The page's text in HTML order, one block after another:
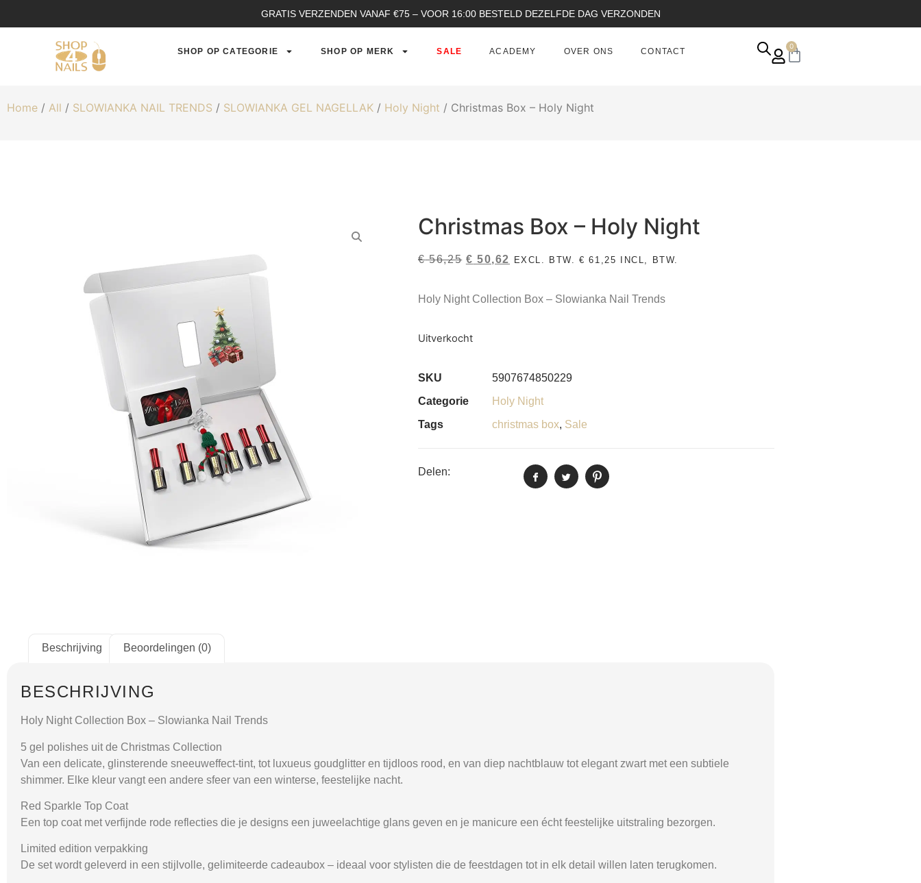
GRATIS VERZENDEN VANAF €75 – VOOR 16:00 BESTELD DEZELFDE DAG VERZONDEN
SHOP OP CATEGORIE SHOP OP MERK SALE ACADEMY OVER ONS CONTACT
0
Home / All / SLOWIANKA NAIL TRENDS / SLOWIANKA GEL NAGELLAK / Holy Night / Christmas Box – Holy Night
Christmas Box – Holy Night
€56,25 € 50,62 EXCL. BTW.€ 61,25 INCL, BTW.
Holy Night Collection Box – Slowianka Nail Trends
Uitverkocht
SKU
5907674850229
Categorie
Holy Night
Tags
christmas box, Sale
Delen:
Beschrijving Beoordelingen (0)
BESCHRIJVING
Holy Night Collection Box – Slowianka Nail Trends
5 gel polishes uit de Christmas Collection
Van een delicate, glinsterende sneeuweffect-tint, tot luxueus goudglitter en tijdloos rood, en van diep nachtblauw tot elegant zwart met een subtiele
shimmer. Elke kleur vangt een andere sfeer van een winterse, feestelijke nacht.
Red Sparkle Top Coat
Een top coat met verfijnde rode reflecties die je designs een juweelachtige glans geven en je manicure een écht feestelijke uitstraling bezorgen.
Limited edition verpakking
De set wordt geleverd in een stijlvolle, gelimiteerde cadeaubox – ideaal voor stylisten die de feestdagen tot in elk detail willen laten terugkomen.